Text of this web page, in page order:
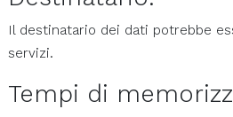
Il destinatario dei dati potrebbe
servizi.
Tempi di